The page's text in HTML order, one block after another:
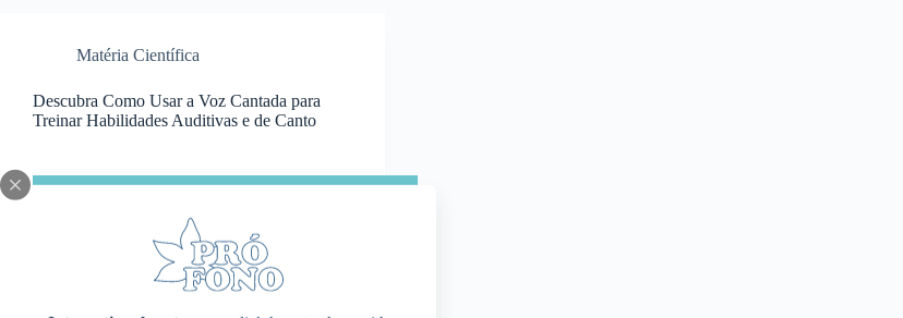
Matéria Científica
Descubra Como Usar a Voz Cantada para
Treinar Habilidades Auditivas e de Canto